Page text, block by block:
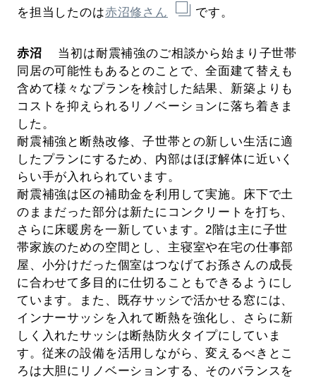
を担当したのは赤沼修さん です。
赤沼
当初は耐震補強のご相談から始まり子世帯
同居の可能性もあるとのことで、全面建て替えも
含めて様々なプランを検討した結果、新築よりも
コストを抑えられるリノベーションに落ち着きま
した。
耐震補強と断熱改修、子世帯との新しい生活に適
したプランにするため、内部はほぼ解体に近いく
らい手が入れられています。
耐震補強は区の補助金を利用して実施。床下で土
のままだった部分は新たにコンクリートを打ち、
さらに床暖房を一新しています。2階は主に子世
帯家族のための空間とし、主寝室や在宅の仕事部
屋、小分けだった個室はつなげてお孫さんの成長
に合わせて多目的に仕切ることもできるようにし
ています。また、既存サッシで活かせる窓には、
インナーサッシを入れて断熱を強化し、さらに新
しく入れたサッシは断熱防火タイプにしていま
す。従来の設備を活用しながら、変えるべきとこ
ろは大胆にリノベーションする、そのバランスを